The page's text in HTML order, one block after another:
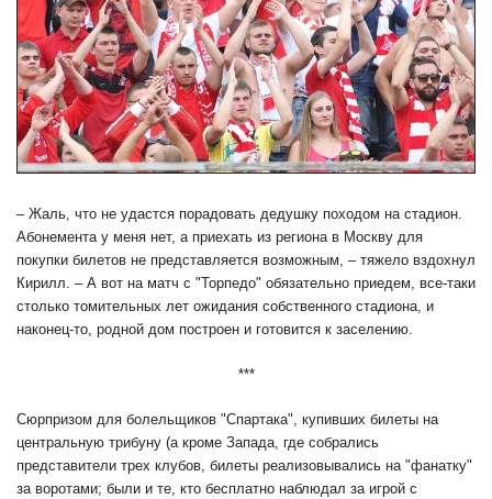
– Жаль, что не удастся порадовать дедушку походом на стадион.
Абонемента у меня нет, а приехать из региона в Москву для
покупки билетов не представляется возможным, – тяжело вздохнул
Кирилл. – А вот на матч с "Торпедо" обязательно приедем, все-таки
столько томительных лет ожидания собственного стадиона, и
наконец-то, родной дом построен и готовится к заселению.
***
Сюрпризом для болельщиков "Спартака", купивших билеты на
центральную трибуну (а кроме Запада, где собрались
представители трех клубов, билеты реализовывались на "фанатку"
за воротами; были и те, кто бесплатно наблюдал за игрой с